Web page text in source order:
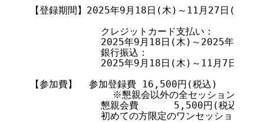
【登録期間】2025年9月18日(木)～11月27日(木)
            クレジットカード支払い：
2025年9月18日(木)～2025年11月
            銀行振込：
2025年9月18日(木)～11月7日(金
【参加費】  参加登録費 16,500円(税込)
※懇親会以外の全セッションに参加
            懇親会費      5,500円(税込)
初めての方限定のワンセッション参